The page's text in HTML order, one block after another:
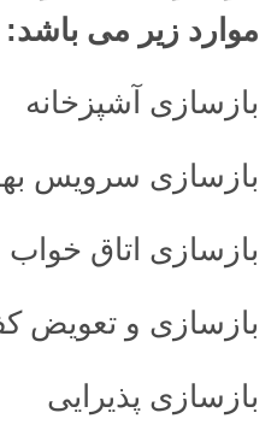
موارد زیر می باشد:
بازسازی آشپزخانه
بازسازی سرویس
بازسازی اتاق خواب
بازسازی و تعویض
بازسازی پذیرایی